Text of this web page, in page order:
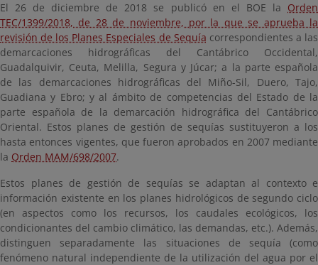
El 26 de diciembre de 2018 se publicó en el BOE la Orden
TEC/1399/2018, de 28 de noviembre, por la que se aprueba la
revisión de los Planes Especiales de Sequía correspondientes a las
demarcaciones hidrográficas del Cantábrico Occidental,
Guadalquivir, Ceuta, Melilla, Segura y Júcar; a la parte española
de las demarcaciones hidrográficas del Miño-Sil, Duero, Tajo,
Guadiana y Ebro; y al ámbito de competencias del Estado de la
parte española de la demarcación hidrográfica del Cantábrico
Oriental. Estos planes de gestión de sequías sustituyeron a los
hasta entonces vigentes, que fueron aprobados en 2007 mediante
la Orden MAM/698/2007.
Estos planes de gestión de sequías se adaptan al contexto e
información existente en los planes hidrológicos de segundo ciclo
(en aspectos como los recursos, los caudales ecológicos, los
condicionantes del cambio climático, las demandas, etc.). Además,
distinguen separadamente las situaciones de sequía (como
fenómeno natural independiente de la utilización del agua por el